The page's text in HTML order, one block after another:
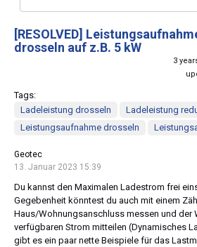
[RESOLVED]
drosseln auf z.B. 5 kW
3
Tags:
Ladeleistung drosseln
Ladeleistung
Leistungsaufnahme drosseln
Geotec
13. Januar 2023 15:39
Du kannst den Maximalen Ladestrom frei
Gegebenheit könntest du auch mit einem
Haus/Wohnungsanschluss messen und der
verfügbaren Strom mitteilen (Dynamisches
gibt es ein paar nette Beispiele für das